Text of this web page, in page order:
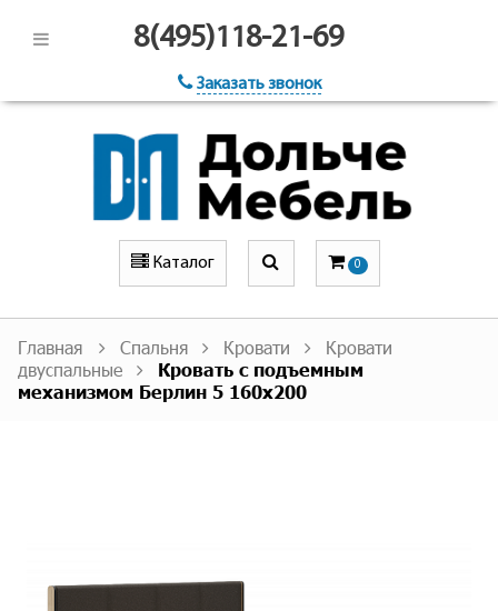
8(495)118-21-69
Заказать звонок
Каталог 0
Главная Спальня Кровати
Кровати
двуспальные
Кровать с подъемным
механизмом Берлин 5 160х200